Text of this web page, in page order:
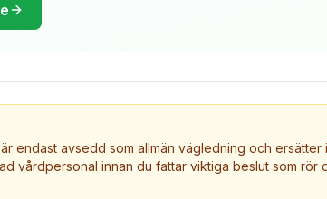
endast avsedd som allmän vägledning och
vårdpersonal innan du fattar viktiga beslut som rör